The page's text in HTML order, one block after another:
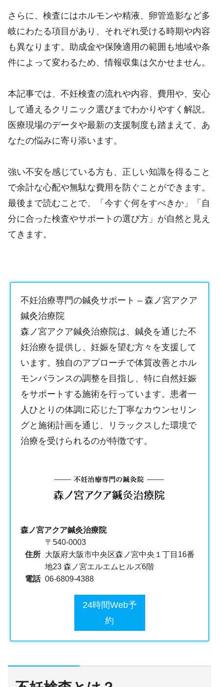
さらに、検査にはホルモンや精液、卵管造影など多
岐にわたる項目があり、それぞれ受ける時期や内容
も異なります。助成金や保険適用の範囲も地域や条
件によって変わるため、情報収集は欠かせません。
本記事では、不妊検査の流れや内容、費用や、安心
して通えるクリニック選びまでわかりやすく解説。
医療現場のデータや最新の支援制度も踏まえて、あ
なたの悩みに寄り添います。
強い不安を感じている方も、正しい知識を得ること
で余計な心配や無駄な費用を防ぐことができます。
最後まで読むことで、「今すぐ何をすべきか」「自
分に合った検査やサポートの選び方」が自然と見え
てきます。
不妊治療専門の鍼灸サポート – 森ノ宮アクア
鍼灸治療院
森ノ宮アクア鍼灸治療院は、鍼灸を通じた不
妊治療を提供し、妊娠を望む方々を支援して
います。独自のアプローチで体質改善とホル
モンバランスの調整を目指し、特に自然妊娠
をサポートする施術を行っています。患者一
人ひとりの体調に応じた丁寧なカウンセリン
グと施術計画を通じ、リラックスした環境で
治療を受けられるのが特徴です。
森ノ宮アクア鍼灸治療院
住所
〒540-0003
大阪府大阪市中央区森ノ宮中央１丁目16番
地23 森ノ宮エルエムヒルズ6階
電話 06-6809-4388
24時間Web予
約